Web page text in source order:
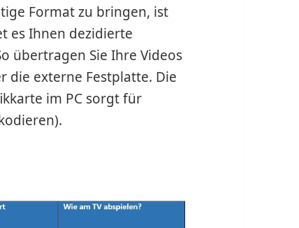
Format zu bringen, ist
es Ihnen dezidierte
übertragen Sie Ihre Videos
die externe Festplatte. Die
im PC sorgt für